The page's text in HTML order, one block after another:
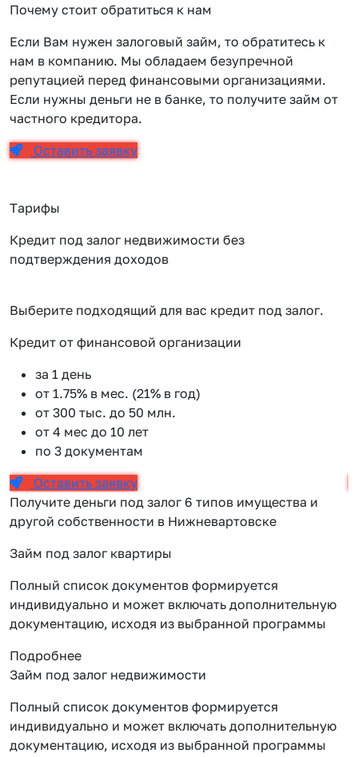
Почему стоит обратиться к нам
Если Вам нужен залоговый займ, то обратитесь к
нам в компанию. Мы обладаем безупречной
репутацией перед финансовыми организациями.
Если нужны деньги не в банке, то получите займ от
частного кредитора.
Оставить заявку
Тарифы
Кредит под залог недвижимости без
подтверждения доходов
Выберите подходящий для вас кредит под залог.
Кредит от финансовой организации
за 1 день
от 1.75% в мес. (21% в год)
от 300 тыс. до 50 млн.
от 4 мес до 10 лет
по 3 документам
Оставить заявку
Получите деньги под залог 6 типов имущества и
другой собственности в Нижневартовске
Займ под залог квартиры
Полный список документов формируется
индивидуально и может включать дополнительную
документацию, исходя из выбранной программы
Подробнее
Займ под залог недвижимости
Полный список документов формируется
индивидуально и может включать дополнительную
документацию, исходя из выбранной программы